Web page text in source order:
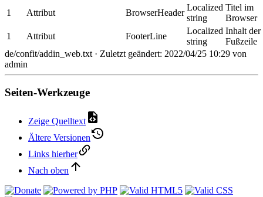
1
Attribut BrowserHeader
Localized
string
Titel im
Browser
1
Attribut FooterLine
Localized
string
Inhalt der
Fußzeile
de/confit/addin_web.txt · Zuletzt geändert: 2022/04/25 10:29 von
admin
Seiten-Werkzeuge
Zeige Quelltext
Ältere Versionen
Links hierher
Nach oben